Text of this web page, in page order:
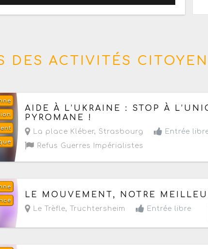
DES ACTIVITÉS
Demain, le samedi 8 août 2026 de 15h à 18h
AIDE À L’UKRAINE : STOP À
PYROMANE !
La place Kléber, Strasbourg
Entrée
Refus Guerres Impérialistes
Le mercredi 12 août 2026 de 19h à 21h
LE MOUVEMENT, NOTRE
Le Trèfle, Truchtersheim Entrée libre